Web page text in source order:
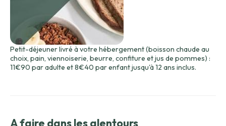
Petit-déjeuner livré à votre hébergement (boisson chaude au
choix, pain, viennoiserie, beurre, confiture et jus de pommes) :
11€90 par adulte et 8€40 par enfant jusqu'à 12 ans inclus.
A faire dans les alentours